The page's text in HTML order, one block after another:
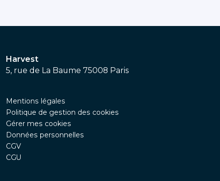
Harvest
5, rue de La Baume 75008 Paris
Mentions légales
Politique de gestion des cookies
Gérer mes cookies
Données personnelles
CGV
CGU